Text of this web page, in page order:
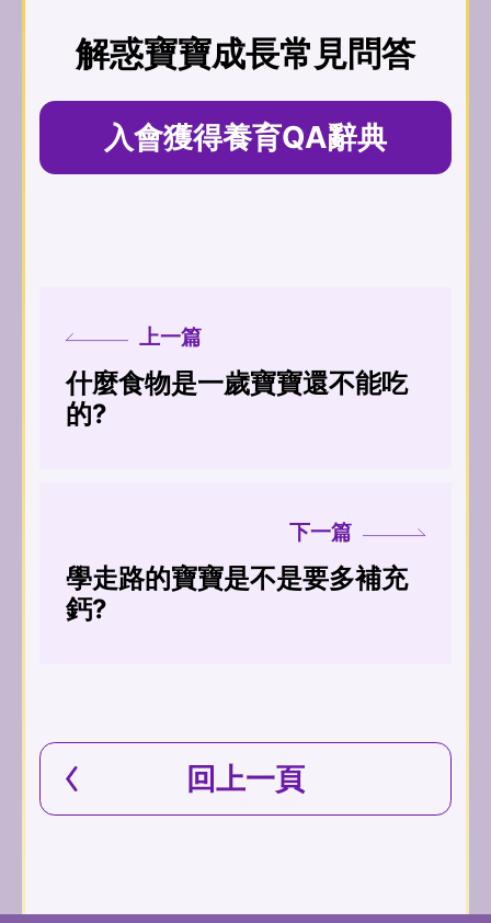
解惑寶寶成長常見問答
入會獲得養育QA辭典
上一篇
什麼食物是一歲寶寶還不能吃
的?
下一篇
學走路的寶寶是不是要多補充
鈣?
回上一頁